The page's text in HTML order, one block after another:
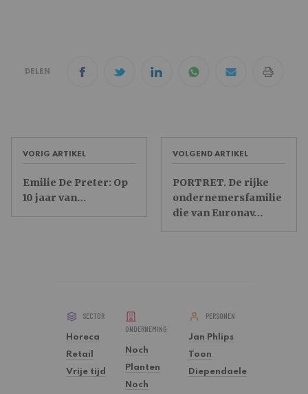
DELEN
VORIG ARTIKEL
Emilie De Preter: Op
10 jaar van…
VOLGEND ARTIKEL
PORTRET. De rijke
ondernemersfamilie
die van Euronav…
SECTOR
Horeca
Retail
Vrije tijd
ONDERNEMING
Noch
Planten
Noch
PERSONEN
Jan Phlips
Toon
Diependaele